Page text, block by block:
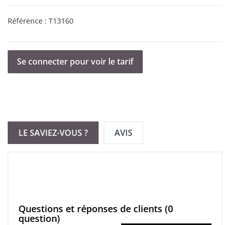
Référence : T13160
Se connecter pour voir le tarif
LE SAVIEZ-VOUS ? AVIS
Questions et réponses de clients (0
question)